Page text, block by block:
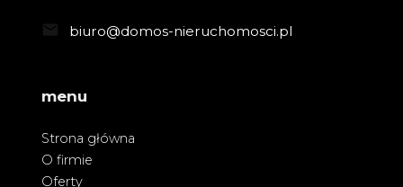
biuro@domos-nieruchomosci.pl
menu
Strona główna
O firmie
Oferty